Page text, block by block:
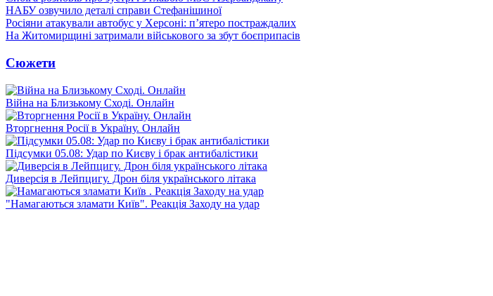
НАБУ озвучило деталі справи Стефанішиної
Росіяни атакували автобус у Херсоні: п’ятеро постраждалих
На Житомирщині затримали військового за збут боєприпасів
Сюжети
Війна на Близькому Сході. Онлайн
Вторгнення Росії в Україну. Онлайн
Підсумки 05.08: Удар по Києву і брак антибалістики
Диверсія в Лейпцигу. Дрон біля українського літака
"Намагаються зламати Київ". Реакція Заходу на удар